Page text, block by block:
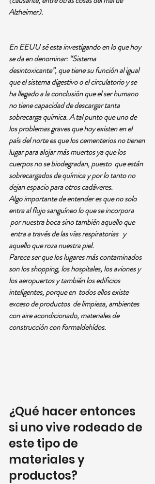
Alzheimer).
En EEUU sé esta investigando en lo que hoy
se da en denominar: “Sistema
desintoxicante”, que tiene su función al igual
que el sistema digestivo o el circulatorio y se
ha llegado a la conclusión que el ser humano
no tiene capacidad de descargar tanta
sobrecarga química. A tal punto que uno de
los problemas graves que hoy existen en el
país del norte es que los cementerios no tienen
lugar para alojar más muertos ya que los
cuerpos no se biodegradan, puesto  que están
sobrecargados de química y por lo tanto no
dejan espacio para otros cadáveres.
Algo importante de entender es que no solo
entra al flujo sanguíneo lo que se incorpora
por nuestra boca sino también aquello que
entra a través de las vías respiratorias   y
aquello que roza nuestra piel.
Parece ser que los lugares más contaminados
son los shopping, los hospitales, los aviones y
los aeropuertos y también los edificios
inteligentes, porque en  todos ellos existe
exceso de productos  de limpieza, ambientes
con aire acondicionado, materiales de
construcción con formaldehídos.
¿Qué hacer entonces
si uno vive rodeado de
este tipo de
materiales y
productos?